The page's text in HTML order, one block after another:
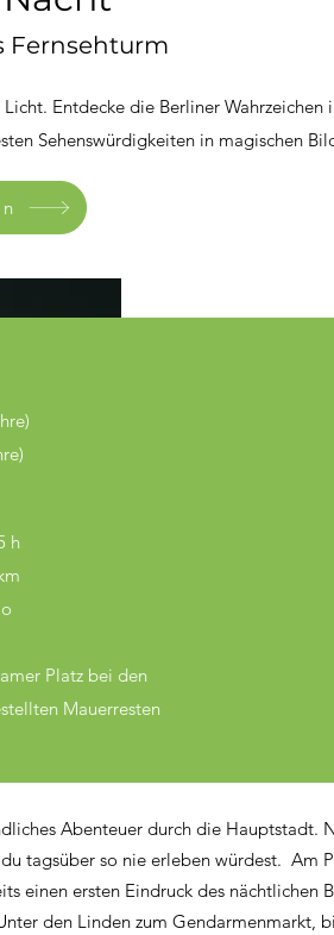
Fernsehturm
Entdecke die Berliner Wahrzeichen
Sehenswürdigkeiten in magischen
h
Platz bei den
Mauerresten
Abenteuer durch die Hauptstadt.
tagsüber so nie erleben würdest. Am
einen ersten Eindruck des nächtlichen
den Linden zum Gendarmenmarkt,